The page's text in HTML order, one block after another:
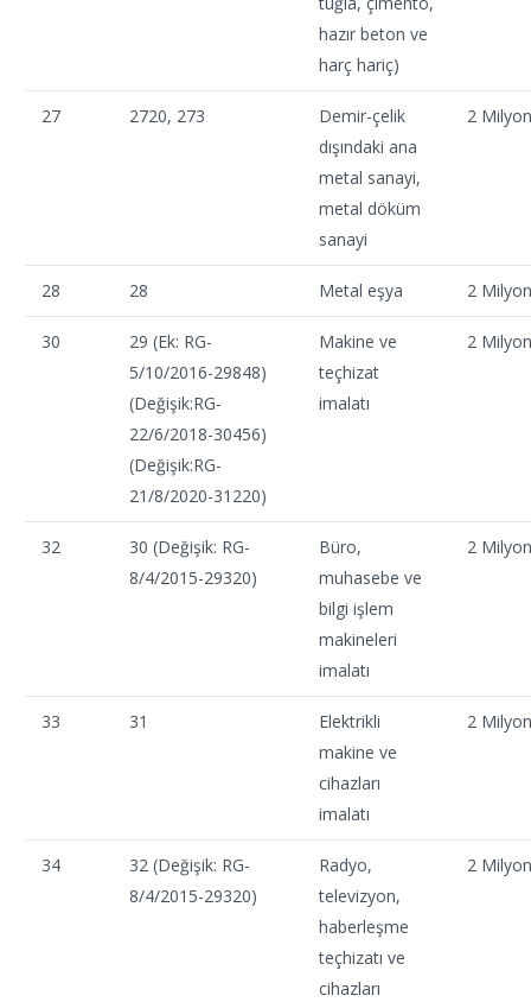
hazır beton ve
harç hariç)
27 2720, 273
Demir-çelik
dışındaki ana
metal sanayi,
metal döküm
sanayi
2
28 28 Metal eşya 2
30
29 (Ek: RG-
5/10/2016-29848)
(Değişik:RG-
22/6/2018-30456)
(Değişik:RG-
21/8/2020-31220)
Makine ve
teçhizat
imalatı
2
32
30 (Değişik: RG-
8/4/2015-29320)
Büro,
muhasebe ve
bilgi işlem
makineleri
imalatı
2
33 31
Elektrikli
makine ve
cihazları
imalatı
2
34
32 (Değişik: RG-
8/4/2015-29320)
Radyo,
televizyon,
haberleşme
teçhizatı ve
cihazları
2